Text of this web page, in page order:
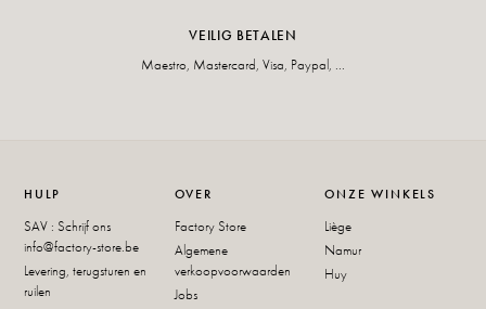
VEILIG BETALEN
Maestro, Mastercard, Visa, Paypal, ...
HULP
SAV : Schrijf ons
info@factory-store.be
Levering, terugsturen en
ruilen
OVER
Factory Store
Algemene
verkoopvoorwaarden
Jobs
ONZE WINKELS
Liège
Namur
Huy